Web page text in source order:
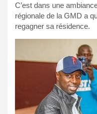
C’est dans une
régionale de la GMD a
regagner sa résidence.